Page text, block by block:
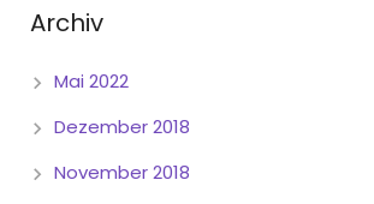
Archiv
Mai 2022
Dezember 2018
November 2018